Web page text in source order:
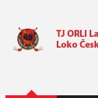
TJ ORLI
Loko